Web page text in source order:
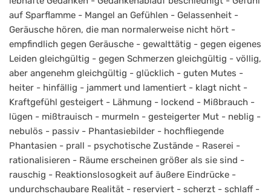
auf Sparflamme - Mangel an Gefühlen - Gelassenheit -
Geräusche hören, die man normalerweise nicht hört -
empfindlich gegen Geräusche - gewalttätig - gegen eigenes
Leiden gleichgültig - gegen Schmerzen gleichgültig - völlig,
aber angenehm gleichgültig - glücklich - guten Mutes -
heiter - hinfällig - jammert und lamentiert - klagt nicht -
Kraftgefühl gesteigert - Lähmung - lockend - Mißbrauch -
lügen - mißtrauisch - murmeln - gesteigerter Mut - neblig -
nebulös - passiv - Phantasiebilder - hochfliegende
Phantasien - prall - psychotische Zustände - Raserei -
rationalisieren - Räume erscheinen größer als sie sind -
rauschig - Reaktionslosogkeit auf äußere Eindrücke -
undurchschaubare Realität - reserviert - scherzt - schlaff -